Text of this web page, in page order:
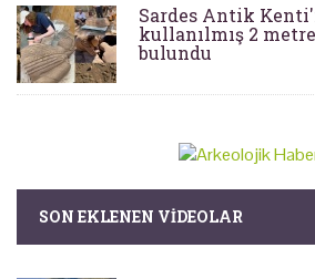
Sardes Antik
kullanılmış 2
bulundu
SON EKLENEN VIDEOLAR